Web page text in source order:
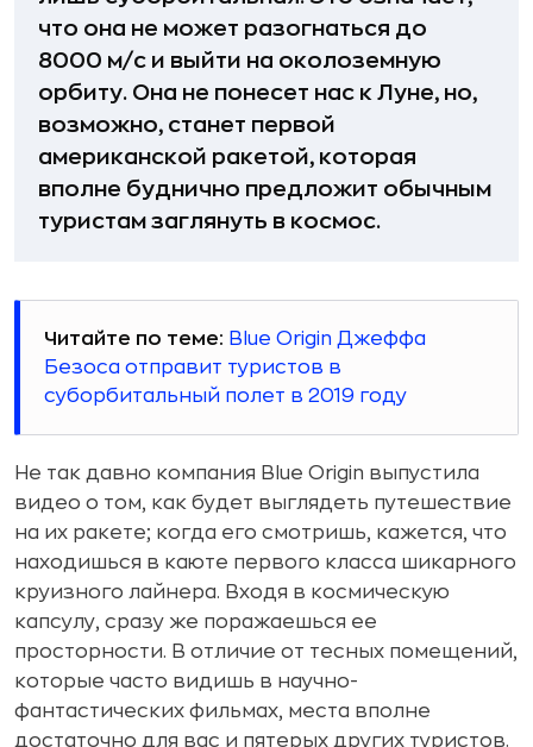
что она не может разогнаться до
8000 м/с и выйти на околоземную
орбиту. Она не понесет нас к Луне, но,
возможно, станет первой
американской ракетой, которая
вполне буднично предложит обычным
туристам заглянуть в космос.
Читайте по теме: Blue Origin Джеффа
Безоса отправит туристов в
суборбитальный полет в 2019 году
Не так давно компания Blue Origin выпустила
видео о том, как будет выглядеть путешествие
на их ракете; когда его смотришь, кажется, что
находишься в каюте первого класса шикарного
круизного лайнера. Входя в космическую
капсулу, сразу же поражаешься ее
просторности. В отличие от тесных помещений,
которые часто видишь в научно-
фантастических фильмах, места вполне
достаточно для вас и пятерых других туристов.